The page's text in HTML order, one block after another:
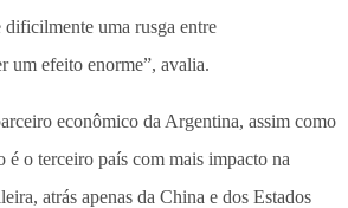
dificilmente uma rusga entre
um efeito enorme”, avalia.
econômico da Argentina, assim como
é o terceiro país com mais impacto na
atrás apenas da China e dos Estados